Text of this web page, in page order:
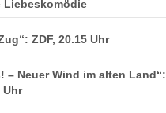
Liebeskomödie
ZDF, 20.15 Uhr
– Neuer Wind im alten Land“:
Uhr